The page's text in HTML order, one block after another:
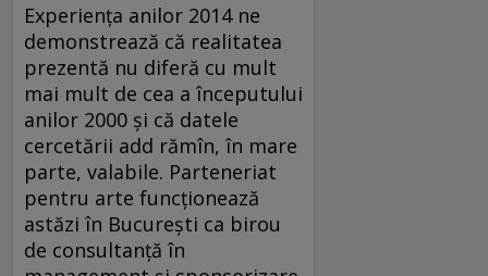
Experienţa anilor 2014 ne
demonstrează că realitatea
prezentă nu diferă cu mult
mai mult de cea a începutului
anilor 2000 şi că datele
cercetării add rămîn, în mare
parte, valabile. Parteneriat
pentru arte funcţionează
astăzi în Bucureşti ca birou
de consultanţă în